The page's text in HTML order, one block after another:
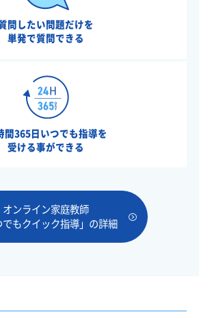
問したい問題だけを
単発で質問できる
間365日いつでも指導を
受ける事ができる
オンライン家庭教師
でもクイック指導」の詳細